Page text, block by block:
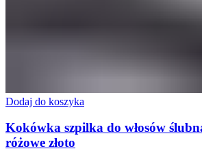
Dodaj do koszyka
Kokówka szpilka do włosów
różowe złoto